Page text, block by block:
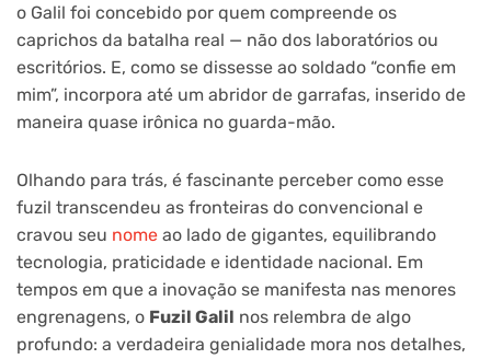
o Galil foi concebido por quem compreende os
caprichos da batalha real — não dos laboratórios ou
escritórios. E, como se dissesse ao soldado “confie em
mim”, incorpora até um abridor de garrafas, inserido de
maneira quase irônica no guarda-mão.
Olhando para trás, é fascinante perceber como esse
fuzil transcendeu as fronteiras do convencional e
cravou seu nome ao lado de gigantes, equilibrando
tecnologia, praticidade e identidade nacional. Em
tempos em que a inovação se manifesta nas menores
engrenagens, o Fuzil Galil nos relembra de algo
profundo: a verdadeira genialidade mora nos detalhes,